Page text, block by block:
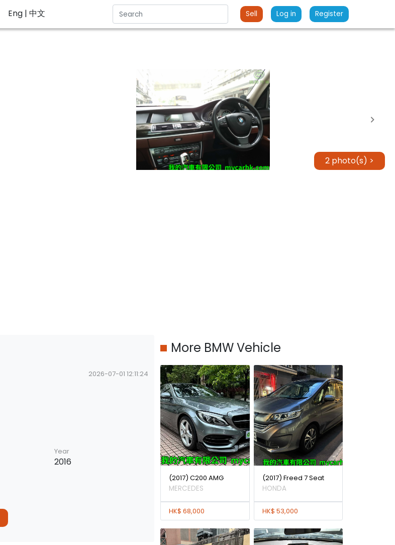
Eng | 中文 Sell Log in Register
2 photo(s) >
2026-07-01 12:11:24
Year
2016
More BMW Vehicle
(2017) C200 AMG
MERCEDES
HK$ 68,000
(2017) Freed 7 Seat
HONDA
HK$ 53,000